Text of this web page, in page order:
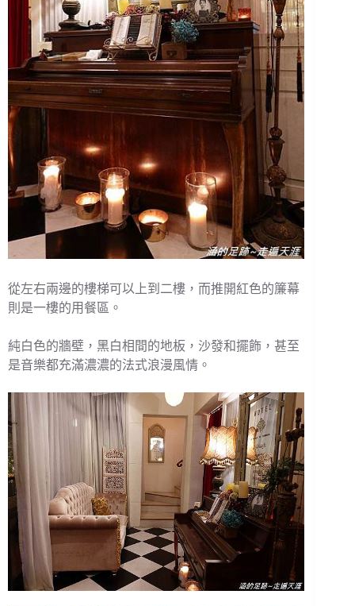
從左右兩邊的樓梯可以上到二樓，而推開紅色的簾幕
則是一樓的用餐區。
純白色的牆壁，黑白相間的地板，沙發和擺飾，甚至
是音樂都充滿濃濃的法式浪漫風情。